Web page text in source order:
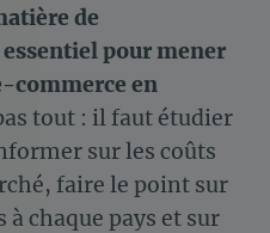
de
pour mener
commerce en
tout : il faut étudier
sur les coûts
faire le point sur
chaque pays et sur